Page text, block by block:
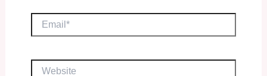
Website